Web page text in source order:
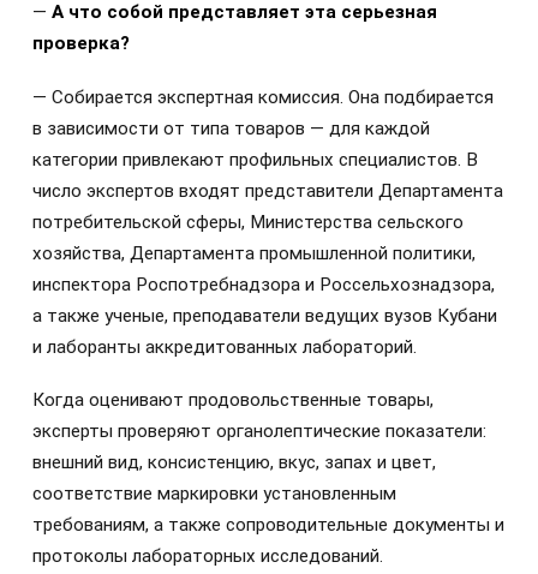
— А что собой представляет эта серьезная
проверка?
— Собирается экспертная комиссия. Она подбирается
в зависимости от типа товаров — для каждой
категории привлекают профильных специалистов. В
число экспертов входят представители Департамента
потребительской сферы, Министерства сельского
хозяйства, Департамента промышленной политики,
инспектора Роспотребнадзора и Россельхознадзора,
а также ученые, преподаватели ведущих вузов Кубани
и лаборанты аккредитованных лабораторий.
Когда оценивают продовольственные товары,
эксперты проверяют органолептические показатели:
внешний вид, консистенцию, вкус, запах и цвет,
соответствие маркировки установленным
требованиям, а также сопроводительные документы и
протоколы лабораторных исследований.